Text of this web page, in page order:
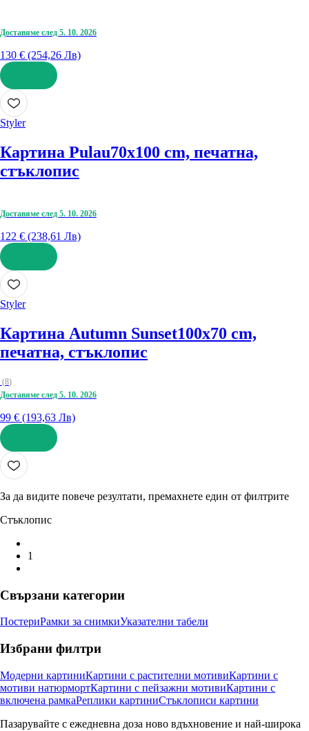
Доставяме след 5. 10. 2026
130 € (254,26 Лв)
ДОБАВИ
Styler
Картина Pulau70x100 cm, печатна,
стъклопис
Доставяме след 5. 10. 2026
122 € (238,61 Лв)
ДОБАВИ
Styler
Картина Autumn Sunset100x70 cm,
печатна, стъклопис
(8)
Доставяме след 5. 10. 2026
99 € (193,63 Лв)
ДОБАВИ
За да видите повече резултати, премахнете един от филтрите
Стъклопис
1
Свързани категории
ПостериРамки за снимкиУказателни табели
Избрани филтри
Модерни картиниКартини с растителни мотивиКартини с
мотиви натюрмортКартини с пейзажни мотивиКартини с
включена рамкаРеплики картиниСтъклописи картини
Пазарувайте с ежедневна доза ново вдъхновение и най-широка